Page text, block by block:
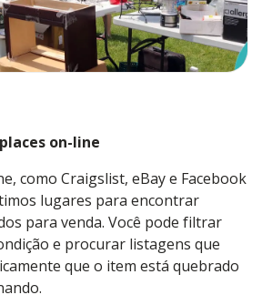
on-line
como Craigslist, eBay e Facebook
lugares para encontrar
para venda. Você pode filtrar
e procurar listagens que
que o item está quebrado